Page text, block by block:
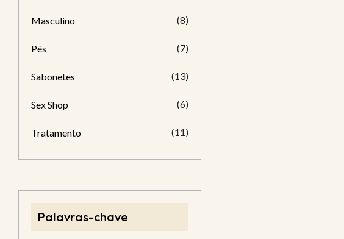
Masculino (8)
Pés (7)
Sabonetes (13)
Sex Shop (6)
Tratamento (11)
Palavras-chave